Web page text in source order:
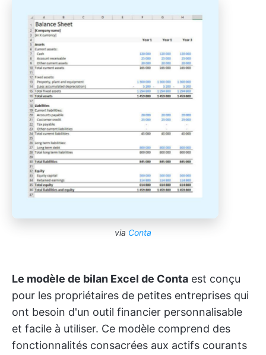
via Conta
Le modèle de bilan Excel de Conta est conçu
pour les propriétaires de petites entreprises qui
ont besoin d'un outil financier personnalisable
et facile à utiliser. Ce modèle comprend des
fonctionnalités consacrées aux actifs courants